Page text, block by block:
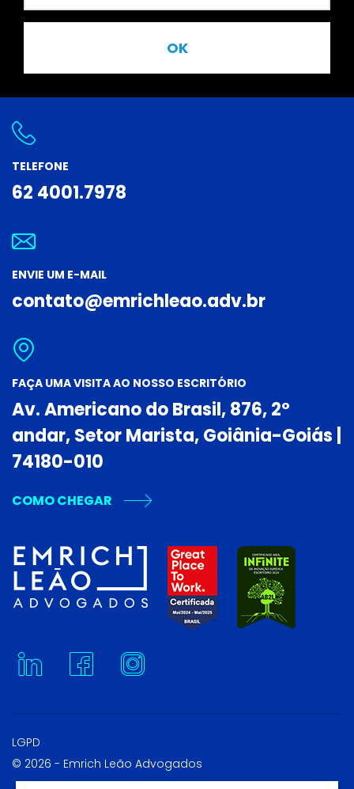
OK
TELEFONE
62 4001.7978
ENVIE UM E-MAIL
contato@emrichleao.adv.br
FAÇA UMA VISITA AO NOSSO ESCRITÓRIO
Av. Americano do Brasil, 876, 2º
andar, Setor Marista, Goiânia-Goiás |
74180-010
COMO CHEGAR
LGPD
© 2026 - Emrich Leão Advogados